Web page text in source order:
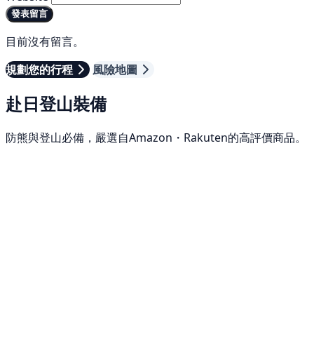
發表留言
目前沒有留言。
規劃您的行程
風險地圖
赴日登山裝備
防熊與登山必備，嚴選自Amazon・Rakuten的高評價商品。